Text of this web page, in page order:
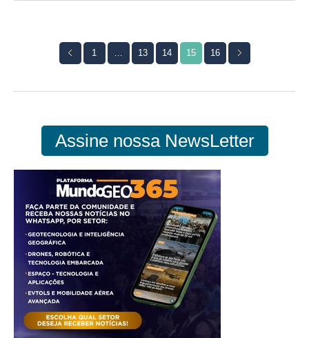
1 13 14 15 16
Assine nossa NewsLetter